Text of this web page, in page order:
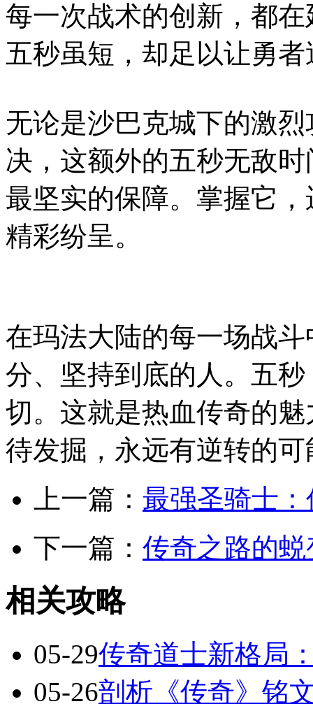
每一次战术的创新，都
五秒虽短，却足以让勇
无论是沙巴克城下的激
决，这额外的五秒无敌
最坚实的保障。掌握它
精彩纷呈。
在玛法大陆的每一场战
分、坚持到底的人。五
切。这就是热血传奇的
待发掘，永远有逆转的
上一篇： 最强圣骑士
下一篇： 传奇之路的
相关攻略
05-29传奇道士新格局
05-26剖析《传奇》铭